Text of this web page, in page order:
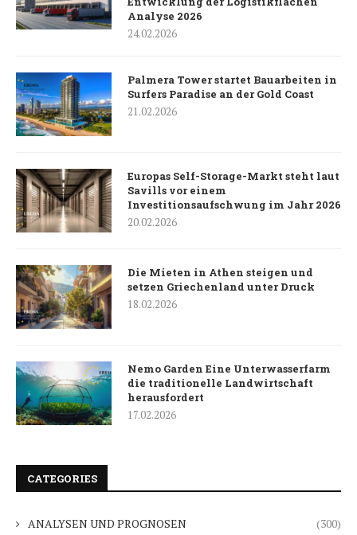
Analyse 2026
24.02.2026
Palmera Tower startet Bauarbeiten in
Surfers Paradise an der Gold Coast
21.02.2026
Europas Self-Storage-Markt steht laut
Savills vor einem
Investitionsaufschwung im Jahr 2026
20.02.2026
Die Mieten in Athen steigen und
setzen Griechenland unter Druck
18.02.2026
Nemo Garden Eine Unterwasserfarm
die traditionelle Landwirtschaft
herausfordert
17.02.2026
CATEGORIES
ANALYSEN UND PROGNOSEN (300)